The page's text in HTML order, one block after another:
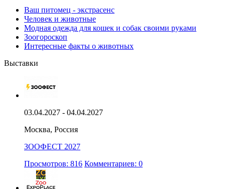
Ваш питомец - экстрасенс
Человек и животные
Модная одежда для кошек и собак своими руками
Зоогороскоп
Интересные факты о животных
Выставки
03.04.2027 - 04.04.2027
Москва, Россия
ЗООФЕСТ 2027
Просмотров: 816 Комментариев: 0